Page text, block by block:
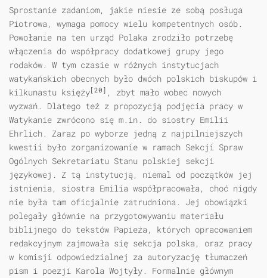
Sprostanie zadaniom, jakie niesie ze sobą posługa
Piotrowa, wymaga pomocy wielu kompetentnych osób.
Powołanie na ten urząd Polaka zrodziło potrzebę
włączenia do współpracy dodatkowej grupy jego
rodaków. W tym czasie w różnych instytucjach
watykańskich obecnych było dwóch polskich biskupów i
kilkunastu księży [20] , zbyt mało wobec nowych
wyzwań. Dlatego też z propozycją podjęcia pracy w
Watykanie zwrócono się m.in. do siostry Emilii
Ehrlich. Zaraz po wyborze jedną z najpilniejszych
kwestii było zorganizowanie w ramach Sekcji Spraw
Ogólnych Sekretariatu Stanu polskiej sekcji
językowej. Z tą instytucją, niemal od początków jej
istnienia, siostra Emilia współpracowała, choć nigdy
nie była tam oficjalnie zatrudniona. Jej obowiązki
polegały głównie na przygotowywaniu materiału
biblijnego do tekstów Papieża, których opracowaniem
redakcyjnym zajmowała się sekcja polska, oraz pracy
w komisji odpowiedzialnej za autoryzację tłumaczeń
pism i poezji Karola Wojtyły. Formalnie głównym